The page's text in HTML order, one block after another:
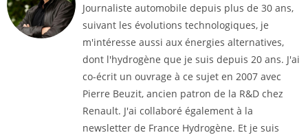
Journaliste automobile depuis plus de 30 ans,
suivant les évolutions technologiques, je
m'intéresse aussi aux énergies alternatives,
dont l'hydrogène que je suis depuis 20 ans. J'ai
co-écrit un ouvrage à ce sujet en 2007 avec
Pierre Beuzit, ancien patron de la R&D chez
Renault. J'ai collaboré également à la
newsletter de France Hydrogène. Et je suis